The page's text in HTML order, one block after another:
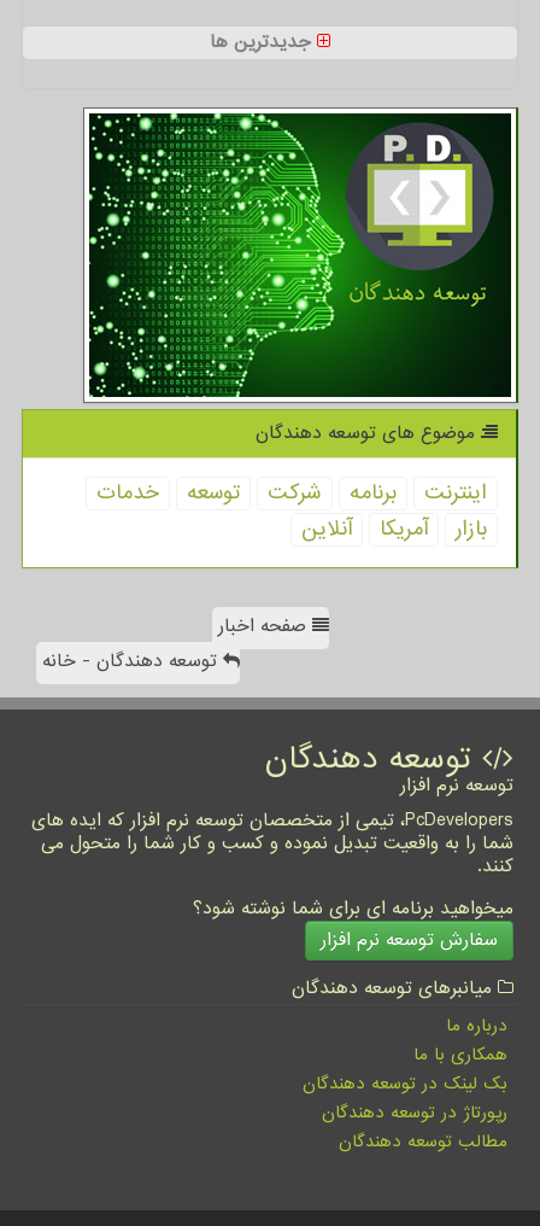
جدیدترین ها
موضوع های توسعه دهندگان
اینترنت برنامه شركت توسعه
خدمات
بازار
آمریكا آنلاین
صفحه اخبار
توسعه دهندگان - خانه
توسعه دهندگان
توسعه نرم افزار
PcDevelopers، تیمی از متخصصان توسعه نرم افزار که ایده های
شما را به واقعیت تبدیل نموده و کسب و کار شما را متحول می
کنند.
میخواهید برنامه ای برای شما نوشته شود؟
سفارش توسعه نرم افزار
میانبرهای توسعه دهندگان
درباره ما
همکاری با ما
بک لینک در توسعه دهندگان
رپورتاژ در توسعه دهندگان
مطالب توسعه دهندگان